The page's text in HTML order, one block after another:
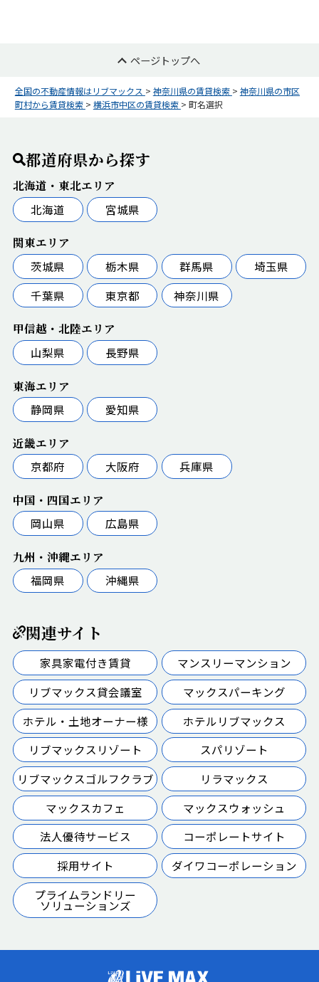
ページトップへ
全国の不動産情報はリブマックス > 神奈川県の賃貸検索 > 神奈川県の市区
町村から賃貸検索 > 横浜市中区の賃貸検索 > 町名選択
都道府県から探す
北海道・東北エリア
北海道
宮城県
関東エリア
茨城県
栃木県 群馬県
埼玉県
千葉県
東京都 神奈川県
甲信越・北陸エリア
山梨県
長野県
東海エリア
静岡県
愛知県
近畿エリア
京都府
大阪府 兵庫県
中国・四国エリア
岡山県
広島県
九州・沖縄エリア
福岡県
沖縄県
関連サイト
家具家電付き賃貸
マンスリーマンション
リブマックス貸会議室
マックスパーキング
ホテル・土地オーナー様
ホテルリブマックス
リブマックスリゾート
スパリゾート
リブマックスゴルフクラブ
リラマックス
マックスカフェ
マックスウォッシュ
法人優待サービス
コーポレートサイト
採用サイト
ダイワコーポレーション
プライムランドリー
ソリューションズ